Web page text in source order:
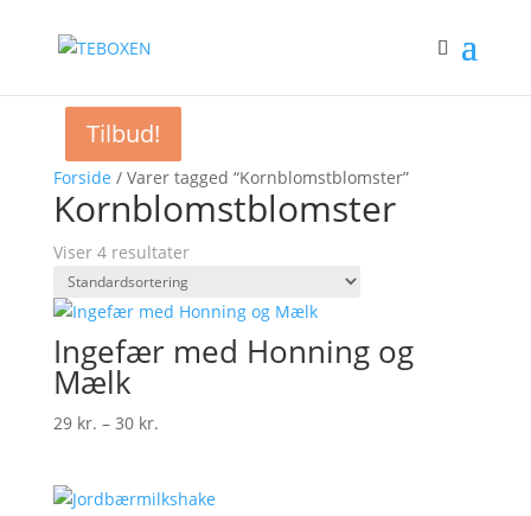
Forside / Varer tagged “Kornblomstblomster”
Kornblomstblomster
Viser 4 resultater
Tilbud!
Ingefær med Honning og
Mælk
29 kr. – 30 kr.Prisinterval:
30 kr.
Tilbud!
Tilbud!